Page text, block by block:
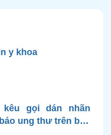
y khoa
kêu gọi dán nhãn
ung thư trên bao